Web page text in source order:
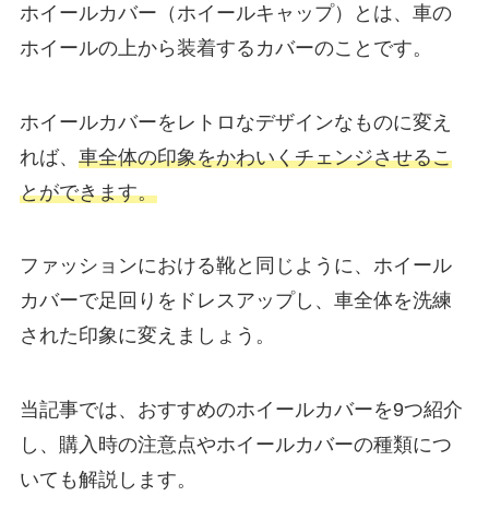
ホイールカバー（ホイールキャップ）とは、車の
ホイールの上から装着するカバーのことです。
ホイールカバーをレトロなデザインなものに変え
れば、 車全体の印象をかわいくチェンジさせるこ
とができます。
ファッションにおける靴と同じように、ホイール
カバーで足回りをドレスアップし、車全体を洗練
された印象に変えましょう。
当記事では、おすすめのホイールカバーを9つ紹介
し、購入時の注意点やホイールカバーの種類につ
いても解説します。